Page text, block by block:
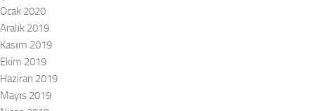
Ocak 2020
Aralık 2019
Kasım 2019
Ekim 2019
Haziran 2019
Mayıs 2019